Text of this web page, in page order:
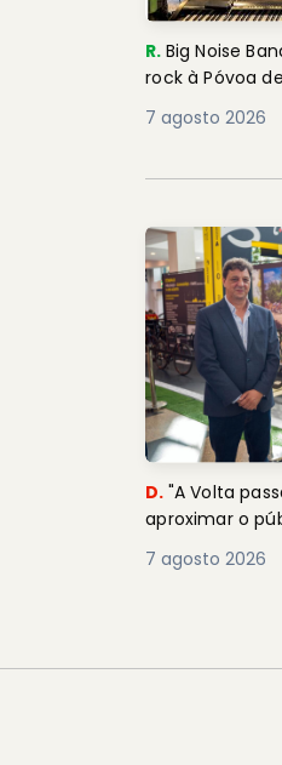
R. Big Noise
rock à Póvoa
7 agosto 2026
D. "A Volta
aproximar o
7 agosto 2026